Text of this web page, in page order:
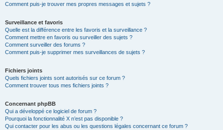
Comment puis-je trouver mes propres messages et sujets ?
Surveillance et favoris
Quelle est la différence entre les favoris et la surveillance ?
Comment mettre en favoris ou surveiller des sujets ?
Comment surveiller des forums ?
Comment puis-je supprimer mes surveillances de sujets ?
Fichiers joints
Quels fichiers joints sont autorisés sur ce forum ?
Comment trouver tous mes fichiers joints ?
Concernant phpBB
Qui a développé ce logiciel de forum ?
Pourquoi la fonctionnalité X n’est pas disponible ?
Qui contacter pour les abus ou les questions légales concernant ce forum ?